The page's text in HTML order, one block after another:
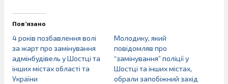
Пов’язано
4 років позбавлення волі
за жарт про замінування
адмінбудівель у Шостці та
інших містах області та
України
Молодику, який
повідомляв про
“замінування” поліції у
Шостці та інших містах,
обрали запобіжний захід